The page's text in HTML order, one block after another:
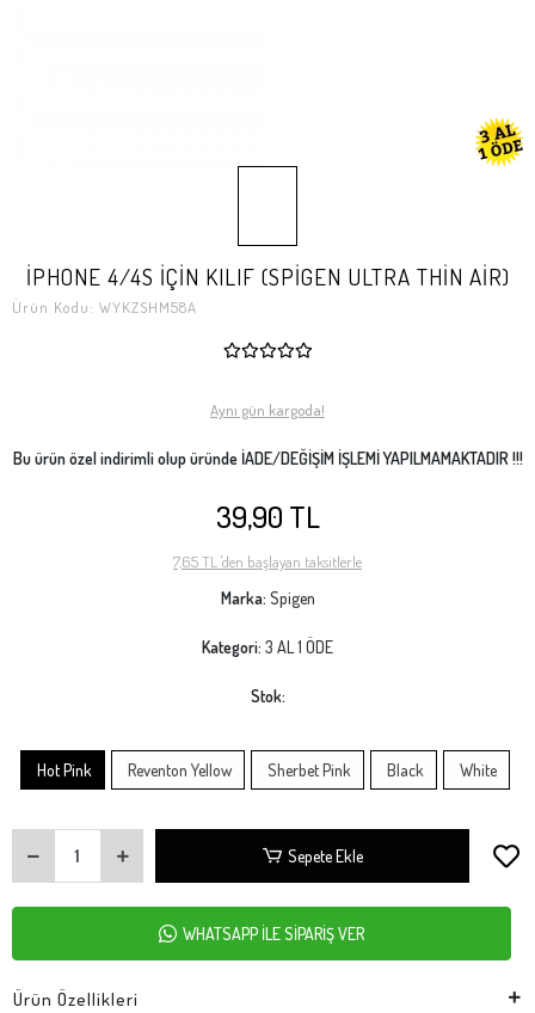
İPHONE 4/4S İÇİN KILIF (SPİGEN ULTRA THİN AİR)
Ürün Kodu: WYKZSHM58A
Aynı gün kargoda!
Bu ürün özel indirimli olup üründe İADE/DEĞİŞİM İŞLEMİ YAPILMAMAKTADIR !!!
39,90 TL
7,65 TL 'den başlayan taksitlerle
Marka: Spigen
Kategori: 3 AL 1 ÖDE
Stok:
Hot Pink Reventon Yellow Sherbet Pink Black White
Sepete Ekle
WHATSAPP İLE SİPARİŞ VER
Ürün Özellikleri